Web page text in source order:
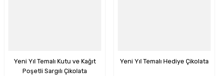
Yeni Yıl Temalı Kutu ve Kağıt
Poşetli Sargılı Çikolata
Yeni Yıl Temalı Hediye Çikolata